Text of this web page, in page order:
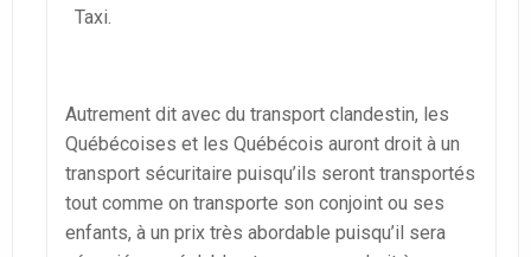
Taxi.
Autrement dit avec du transport clandestin, les
Québécoises et les Québécois auront droit à un
transport sécuritaire puisqu’ils seront transportés
tout comme on transporte son conjoint ou ses
enfants, à un prix très abordable puisqu’il sera